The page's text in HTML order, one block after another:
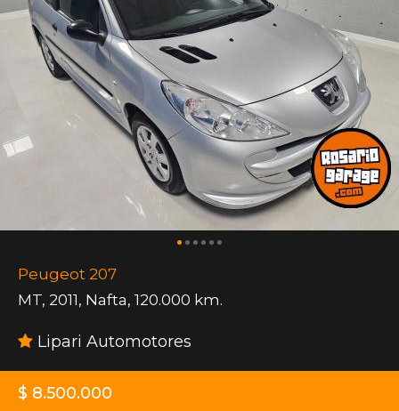
Peugeot 207
MT, 2011, Nafta, 120.000 km.
Lipari Automotores
$ 8.500.000